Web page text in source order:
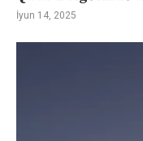
İyun 14, 2025